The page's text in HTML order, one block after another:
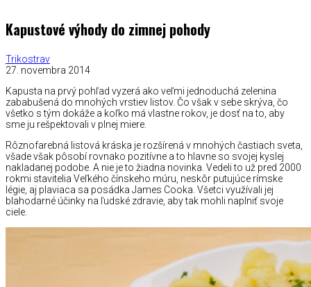
Kapustové výhody do zimnej pohody
Trikostrav
27. novembra 2014
Kapusta na prvý pohľad vyzerá ako veľmi jednoduchá zelenina
zababušená do mnohých vrstiev listov. Čo však v sebe skrýva, čo
všetko s tým dokáže a koľko má vlastne rokov, je dosť na to, aby
sme ju rešpektovali v plnej miere.
Rôznofarebná listová kráska je rozšírená v mnohých častiach sveta,
všade však pôsobí rovnako pozitívne a to hlavne so svojej kyslej
nakladanej podobe. A nie je to žiadna novinka. Vedeli to už pred 2000
rokmi stavitelia Veľkého čínskeho múru, neskôr putujúce rímske
légie, aj plaviaca sa posádka James Cooka. Všetci využívali jej
blahodarné účinky na ľudské zdravie, aby tak mohli naplniť svoje
ciele.